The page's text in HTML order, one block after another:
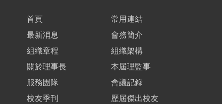
首頁
常用連結
最新消息
會務簡介
組織章程
組織架構
關於理事長
本屆理監事
服務團隊
會議記錄
校友季刊
歷屆傑出校友